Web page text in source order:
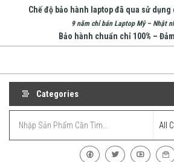
Chế độ bảo hành laptop đã qua sử
9 năm chỉ bán Laptop Mỹ – Nhật
Bảo hành chuẩn chỉ 100% –
Computer
Categories